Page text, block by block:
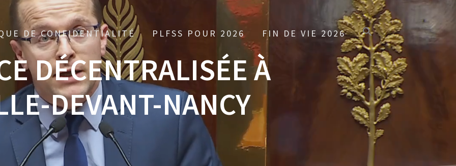
DE CONFIDENTIALITÉ PLFSS POUR 2026 FIN DE VIE 2026
DÉCENTRALISÉE À
DEVANT-NANCY